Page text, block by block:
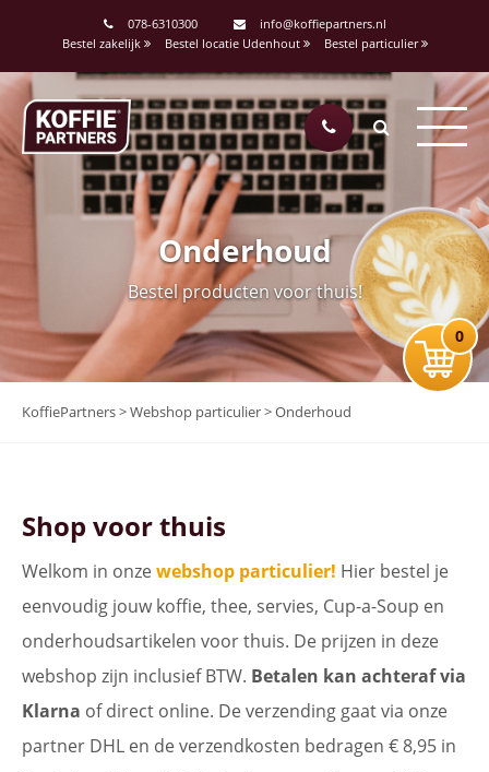
078-6310300
info@koffiepartners.nl
Bestel zakelijk
Bestel locatie Udenhout Bestel particulier
Onderhoud
Bestel producten voor thuis!
0
KoffiePartners>Webshop particulier>Onderhoud
Shop voor thuis
Welkom in onze webshop particulier! Hier bestel je
eenvoudig jouw koffie, thee, servies, Cup-a-Soup en
onderhoudsartikelen voor thuis. De prijzen in deze
webshop zijn inclusief BTW. Betalen kan achteraf via
Klarna of direct online. De verzending gaat via onze
partner DHL en de verzendkosten bedragen € 8,95 in